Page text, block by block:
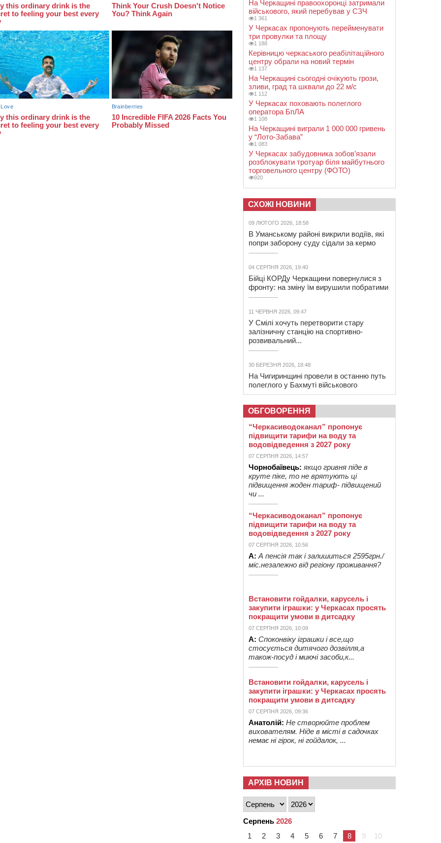
На Черкащині правоохоронці затримали
військового, який перебував у СЗЧ
1 361
У Черкасах пропонують перейменувати
три провулки та площу
1 188
Керівницю черкаського реабілітаційного
центру обрали на новий термін
1 137
На Черкащині сьогодні очікують грози,
зливи, град та шквали до 22 м/с
1 112
У Черкасах поховають полеглого
оператора БпЛА
1 108
На Черкащині виграли 1 000 000 гривень
у “Лото-Забава”
1 083
У Черкасах забудовника зобов’язали
розблокувати тротуар біля майбутнього
торговельного центру (ФОТО)
920
СХОЖІ НОВИНИ
09 ЛЮТОГО 2026, 18:58
В Уманському районі викрили водіїв, які
попри заборону суду сідали за кермо
04 СЕРПНЯ 2026, 19:40
Бійці КОРДу Черкащини повернулися з
фронту: на зміну їм вирушили побратими
11 ЧЕРВНЯ 2026, 09:47
У Смілі хочуть перетворити стару
залізничну станцію на спортивно-
розвивальний...
30 БЕРЕЗНЯ 2026, 18:48
На Чигиринщині провели в останню путь
полеглого у Бахмуті військового
ОБГОВОРЕННЯ
“Черкасиводоканал” пропонує
підвищити тарифи на воду та
водовідведення з 2027 року
07 СЕРПНЯ 2026, 14:57
Чорнобаївець: якщо гривня піде в
круте піке, то не врятують ці
підвищення жоден тариф- підвищений
чи ...
“Черкасиводоканал” пропонує
підвищити тарифи на воду та
водовідведення з 2027 року
07 СЕРПНЯ 2026, 10:56
А: А пенсія так і залишиться 2595грн./
міс.незалежно від регіону проживання?
Встановити гойдалки, карусель і
закупити іграшки: у Черкасах просять
покращити умови в дитсадку
07 СЕРПНЯ 2026, 10:09
А: Споконвіку іграшки і все,що
стосується дитячого дозвілля,а
також-посуд і миючі засоби,к...
Встановити гойдалки, карусель і
закупити іграшки: у Черкасах просять
покращити умови в дитсадку
07 СЕРПНЯ 2026, 09:36
Анатолій: Не створюйте проблем
вихователям. Ніде в місті в садочках
немає ні гірок, ні гойдалок, ...
АРХІВ НОВИН
Серпень 2026
1
2 3 4 5 6 7 8 9 10